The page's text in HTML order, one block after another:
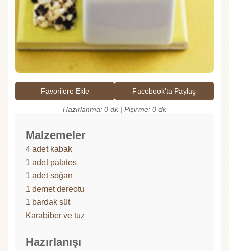
Favorilere Ekle Facebook'ta Paylaş
Hazırlanma: 0 dk | Pişirme: 0 dk
Malzemeler
4 adet kabak
1 adet patates
1 adet soğan
1 demet dereotu
1 bardak süt
Karabiber ve tuz
Hazırlanışı